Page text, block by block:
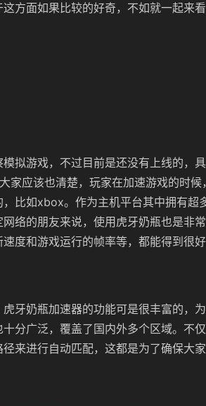
方面如果比较的好奇，不如就一起来
拟游戏，不过目前是还没有上线的，
家应该也清楚，玩家在加速游戏的时候
比如xbox。作为主机平台其中拥有超
络的朋友来说，使用虎牙奶瓶也是非
度和游戏运行的帧率等，都能得到很好
牙奶瓶加速器的功能可是很丰富的，
分广泛，覆盖了国内外多个区域。不
来进行自动匹配，这都是为了确保大家